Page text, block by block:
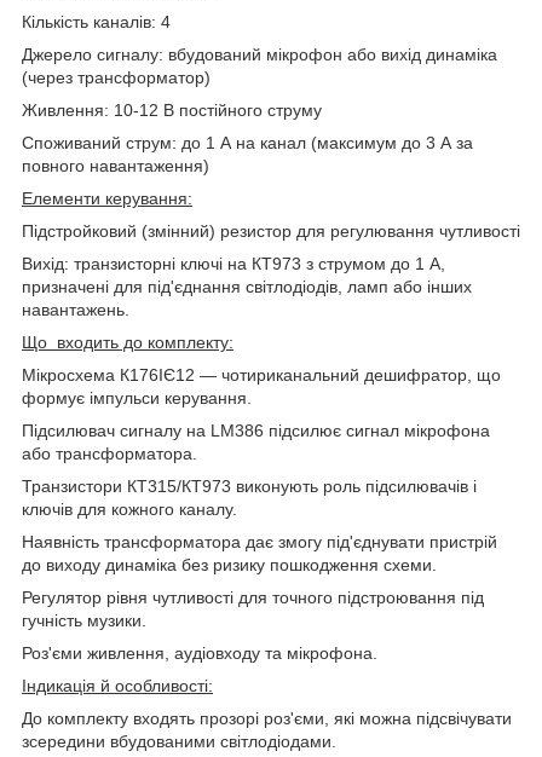
Кількість каналів: 4
Джерело сигналу: вбудований мікрофон або вихід динаміка
(через трансформатор)
Живлення: 10-12 В постійного струму
Споживаний струм: до 1 А на канал (максимум до 3 А за
повного навантаження)
Елементи керування:
Підстройковий (змінний) резистор для регулювання чутливості
Вихід: транзисторні ключі на КТ973 з струмом до 1 А,
призначені для під'єднання світлодіодів, ламп або інших
навантажень.
Що входить до комплекту:
Мікросхема К176ІЄ12 — чотириканальний дешифратор, що
формує імпульси керування.
Підсилювач сигналу на LM386 підсилює сигнал мікрофона
або трансформатора.
Транзистори КТ315/КТ973 виконують роль підсилювачів і
ключів для кожного каналу.
Наявність трансформатора дає змогу під'єднувати пристрій
до виходу динаміка без ризику пошкодження схеми.
Регулятор рівня чутливості для точного підстроювання під
гучність музики.
Роз'єми живлення, аудіовходу та мікрофона.
Індикація й особливості:
До комплекту входять прозорі роз'єми, які можна підсвічувати
зсередини вбудованими світлодіодами.